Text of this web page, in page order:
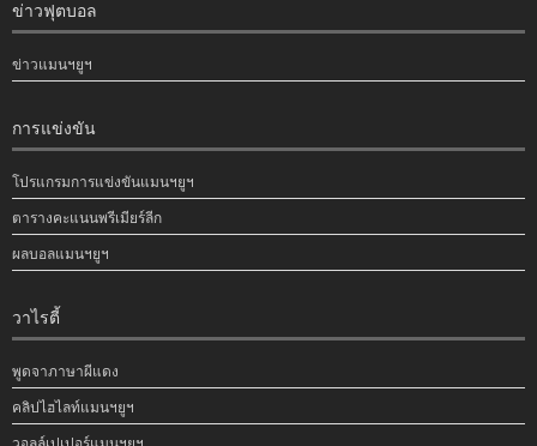
ข่าวฟุตบอล
ข่าวแมนฯยูฯ
การแข่งขัน
โปรแกรมการแข่งขันแมนฯยูฯ
ตารางคะแนนพรีเมียร์ลีก
ผลบอลแมนฯยูฯ
วาไรตี้
พูดจาภาษาผีแดง
คลิปไฮไลท์แมนฯยูฯ
วอลล์เปเปอร์แมนฯยูฯ